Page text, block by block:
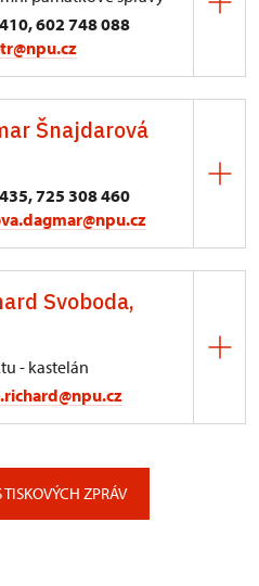
602 748 088
1/2, Kroměříž 1
Šnajdarová
725 308 460
1/2, Kroměříž 1
Svoboda,
- kastelán
ZPRÁV